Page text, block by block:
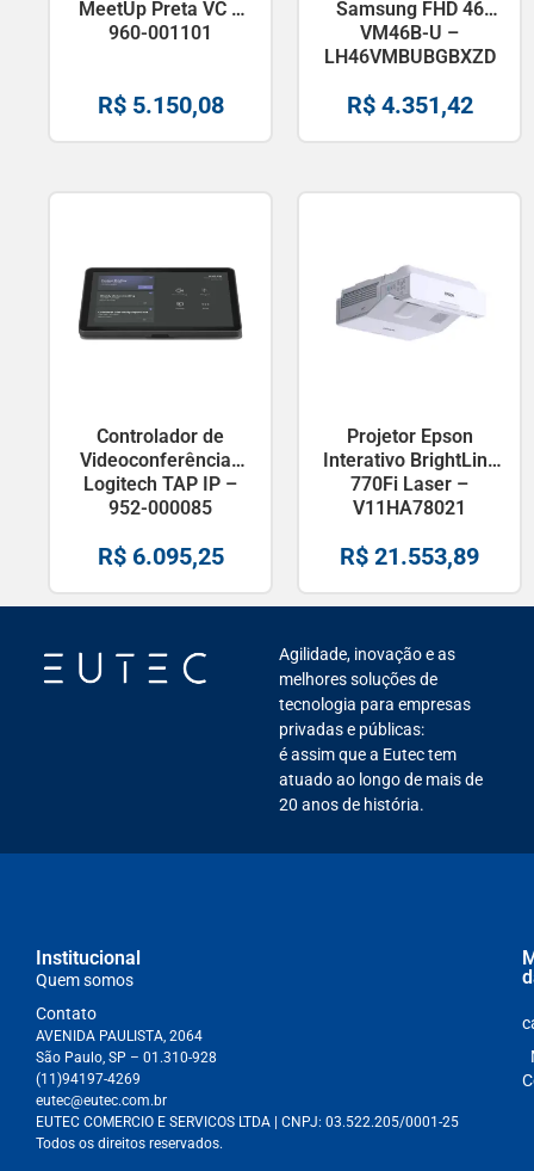
MeetUp Preta VC –
960-001101
R$5.150,08
Samsung FHD 46
VM46B-U –
LH46VMBUBGBXZD
R$4.351,42
Controlador de
Videoconferências
Logitech TAP IP –
952-000085
R$6.095,25
Projetor Epson
Interativo BrightLink
770Fi Laser –
V11HA78021
R$ 21.553,89
Agilidade, inovação e as
melhores soluções de
tecnologia para empresas
privadas e públicas:
é assim que a Eutec tem
atuado ao longo de mais de
20 anos de história.
Institucional
Quem somos
Contato
AVENIDA PAULISTA, 2064
São Paulo, SP – 01.310-928
(11)94197-4269
eutec@eutec.com.br
EUTEC COMERCIO E SERVICOS LTDA | CNPJ: 03.522.205/0001-25
Todos os direitos reservados.